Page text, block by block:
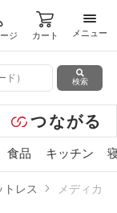
ジ カート
メニ
メニュー
検索
つながる
食品 キッチン
トレス メディカ